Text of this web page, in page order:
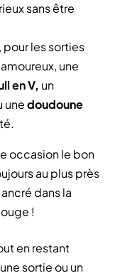
sans être
les sorties
une
en V, un
unedoudoune
occasion le bon
au plus près
dans la
!
en restant
sortie ou un